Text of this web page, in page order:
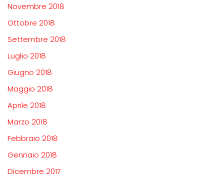
Novembre 2018
Ottobre 2018
Settembre 2018
Luglio 2018
Giugno 2018
Maggio 2018
Aprile 2018
Marzo 2018
Febbraio 2018
Gennaio 2018
Dicembre 2017